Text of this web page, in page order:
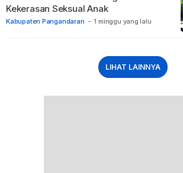
Kabupaten Pangandaran - 1 minggu yang lalu
Kekerasan Seksual Anak
LIHAT LAINNYA